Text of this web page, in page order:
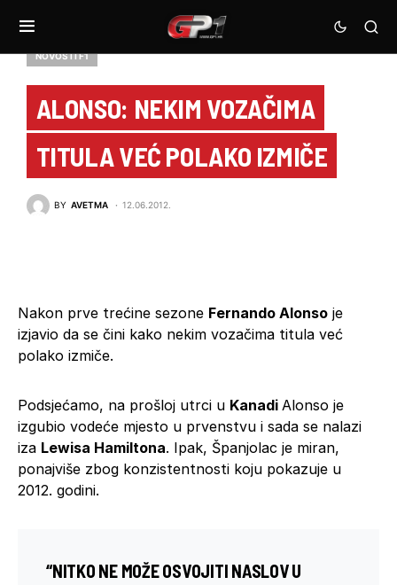
NOVOSTI F1
ALONSO: NEKIM VOZAČIMA
TITULA VEĆ POLAKO IZMIČE
BY AVETMA 12.06.2012.
Nakon prve trećine sezone Fernando Alonso je
izjavio da se čini kako nekim vozačima titula već
polako izmiče.
Podsjećamo, na prošloj utrci u Kanadi Alonso je
izgubio vodeće mjesto u prvenstvu i sada se nalazi
iza Lewisa Hamiltona. Ipak, Španjolac je miran,
ponajviše zbog konzistentnosti koju pokazuje u
2012. godini.
“NITKO NE MOŽE OSVOJITI NASLOV U